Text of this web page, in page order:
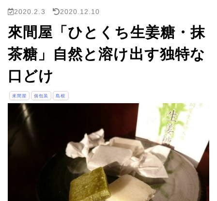
2020.2.3 2020.12.10
來間屋「ひとくち生姜糖・抹
茶糖」自然と溶け出す独特な
口どけ
來間屋 個包装 島根